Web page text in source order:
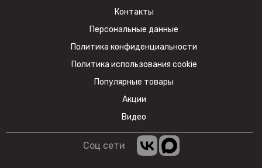
Контакты
Персональные данные
Политика конфиденциальности
Политика использования cookie
Популярные товары
Акции
Видео
Соц сети